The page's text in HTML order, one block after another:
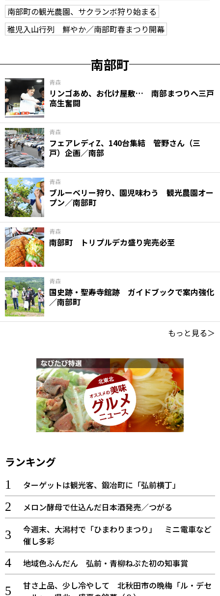
南部町の観光農園、サクランボ狩り始まる
稚児入山行列 鮮やか／南部町春まつり開幕
南部町
青森
リンゴあめ、お化け屋敷… 南部まつりへ三戸
高生奮闘
青森
フェアレディZ、140台集結 管野さん（三
戸）企画／南部
青森
ブルーベリー狩り、園児味わう 観光農園オー
プン／南部町
青森
南部町 トリプルデカ盛り完売必至
青森
国史跡・聖寿寺館跡 ガイドブックで案内強化
／南部町
もっと見る＞
ランキング
ターゲットは観光客、鍛冶町に「弘前横丁」
メロン酵母で仕込んだ日本酒発売／つがる
今週末、大潟村で「ひまわりまつり」 ミニ電車など
催し多彩
地域色ふんだん 弘前・青柳ねぷた初の知事賞
甘さ上品、少し冷やして 北秋田市の晩梅「ル・デセ